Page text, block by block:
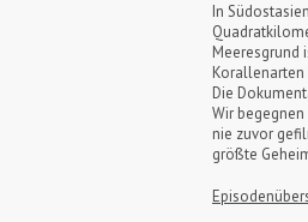
In
Meeresgrund
Korallenarten
Die
Wir
nie zuvor
größte